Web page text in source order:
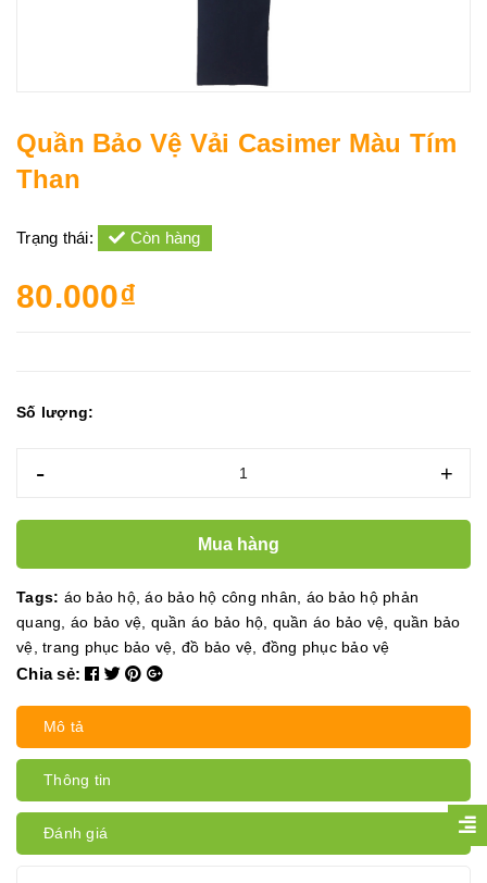
Quần Bảo Vệ Vải Casimer Màu Tím
Than
Trạng thái: Còn hàng
80.000₫
Số lượng:
- +
Mua hàng
Tags: áo bảo hộ,áo bảo hộ công nhân
áo bảo hộ phản
quang
áo bảo vệ quần áo bảo hộ quần áo bảo vệ quần bảo
vệ trang phục bảo vệ đồ bảo vệ đồng phục bảo vệ
Chia sẻ:
Mô tả
Thông tin
Đánh giá